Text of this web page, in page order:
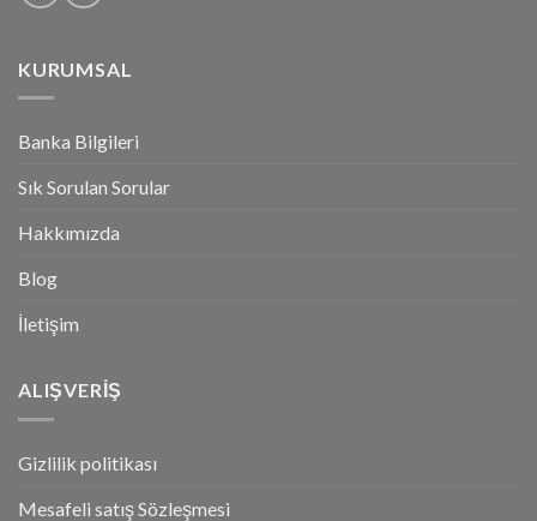
KURUMSAL
Banka Bilgileri
Sık Sorulan Sorular
Hakkımızda
Blog
İletişim
ALIŞVERİŞ
Gizlilik politikası
Mesafeli satış Sözleşmesi